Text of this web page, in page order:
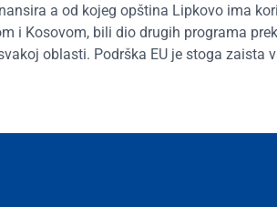
a od kojeg opština Lipkovo ima
i Kosovom, bili dio drugih programa
oblasti. Podrška EU je stoga